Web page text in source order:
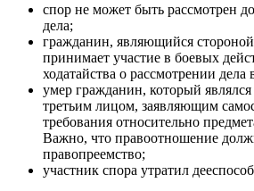
спор не может быть рассмотрен
дела;
гражданин, являющийся стороной
принимает участие в боевых
ходатайства о рассмотрении дела
умер гражданин, который
третьим лицом, заявляющим
требования относительно
Важно, что правоотношение
правопреемство;
участник спора утратил